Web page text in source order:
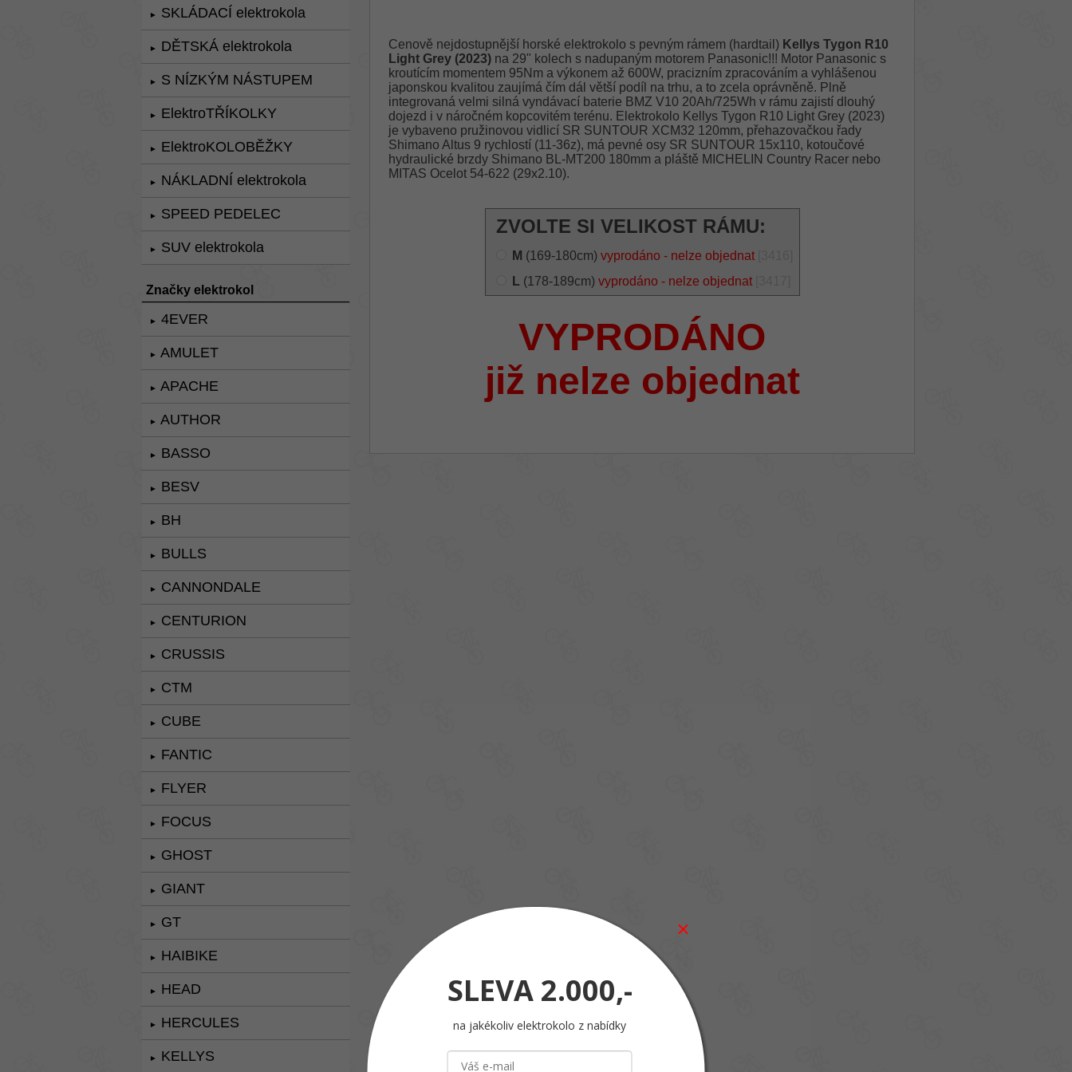
► SKLÁDACÍ elektrokola
► DĚTSKÁ elektrokola
► S NÍZKÝM NÁSTUPEM
► ElektroTŘÍKOLKY
► ElektroKOLOBĚŽKY
► NÁKLADNÍ elektrokola
► SPEED PEDELEC
► SUV elektrokola
Značky elektrokol
► 4EVER
► AMULET
► APACHE
► AUTHOR
► BASSO
► BESV
► BH
► BULLS
► CANNONDALE
► CENTURION
► CRUSSIS
► CTM
► CUBE
► FANTIC
► FLYER
► FOCUS
► GHOST
► GIANT
► GT
► HAIBIKE
► HEAD
► HERCULES
► KELLYS
Cenově nejdostupnější horské elektrokolo s pevným rámem (hardtail) Kellys Tygon R10
Light Grey (2023)na 29" kolech s nadupaným motorem Panasonic!!! Motor Panasonic s
kroutícím momentem 95Nm a výkonem až 600W, pracizním zpracováním a vyhlášenou
japonskou kvalitou zaujímá čím dál větší podíl na trhu, a to zcela oprávněně. Plně
integrovaná velmi silná vyndávací baterie BMZ V10 20Ah/725Wh v rámu zajistí dlouhý
dojezd i v náročném kopcovitém terénu. Elektrokolo Kellys Tygon R10 Light Grey (2023)
je vybaveno pružinovou vidlicí SR SUNTOUR XCM32 120mm, přehazovačkou řady
Shimano Altus 9 rychlostí (11-36z), má pevné osy SR SUNTOUR 15x110, kotoučové
hydraulické brzdy Shimano BL-MT200 180mm a pláště MICHELIN Country Racer nebo
MITAS Ocelot 54-622 (29x2.10).
ZVOLTE SI VELIKOST RÁMU:
M (169-180cm) vyprodáno - nelze objednat
L (178-189cm) vyprodáno - nelze objednat
VYPRODÁNO
již nelze objednat
SLEVA 2.000,-
na jakékoliv elektrokolo z nabídky